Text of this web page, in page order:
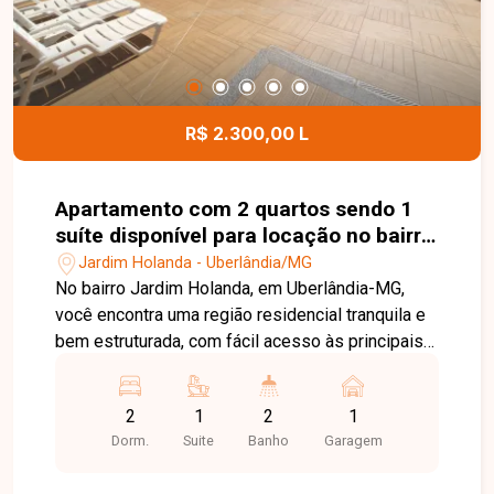
esta excelente oportunidade comercial.
R$ 2.300,00 L
Apartamento com 2 quartos sendo 1
suíte disponível para locação no bairro
Jardim Holanda em Uberlândia-MG
Jardim Holanda - Uberlândia/MG
No bairro Jardim Holanda, em Uberlândia-MG,
você encontra uma região residencial tranquila e
bem estruturada, com fácil acesso às principais
supermercados, escolas, farmácias e diversos
comércios, proporcionando praticidade e
qualidade de vida. Apartamento disponível para
2
Dorm.
1
Suite
2
Banho
1
Garagem